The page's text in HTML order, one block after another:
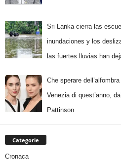
Sri Lanka cierra las
inundaciones y los
las fuertes lluvias han
Che sperare
Venezia di quest’anno,
Pattinson
Categorie
Cronaca